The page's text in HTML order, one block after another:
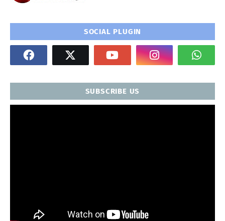
SOCIAL PLUGIN
SUBSCRIBE US